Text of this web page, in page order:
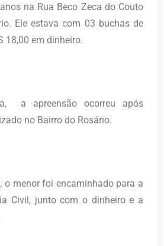
na Rua Beco Zeca do Couto
Ele estava com 03 buchas de
18,00 em dinheiro.
a apreensão ocorreu após
no Bairro do Rosário.
o menor foi encaminhado para a
Civil, junto com o dinheiro e a